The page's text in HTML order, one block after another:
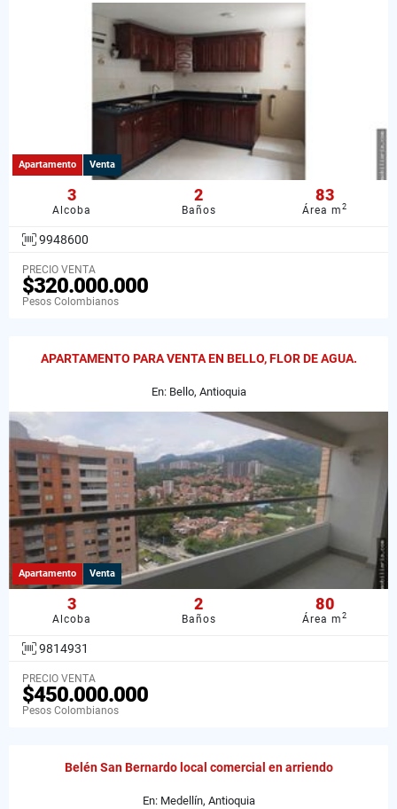
Apartamento Venta
3
Alcoba
2
Baños
83
Área m2
9948600
PRECIO VENTA
$320.000.000
Pesos Colombianos
APARTAMENTO PARA VENTA EN BELLO, FLOR DE AGUA.
En: Bello, Antioquia
Apartamento Venta
3
Alcoba
2
Baños
80
Área m2
9814931
PRECIO VENTA
$450.000.000
Pesos Colombianos
Belén San Bernardo local comercial en arriendo
En: Medellín, Antioquia